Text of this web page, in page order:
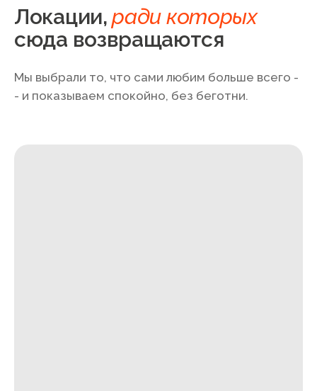
Локации,ради которых
сюда возвращаются
Мы выбрали то, что сами любим больше всего -
- и показываем спокойно, без беготни.